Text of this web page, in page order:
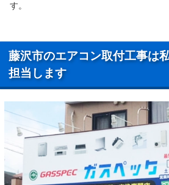
す。
藤沢市のエアコン取付工事は
担当します